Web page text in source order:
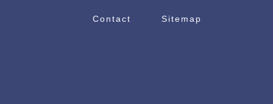
Contact Sitemap